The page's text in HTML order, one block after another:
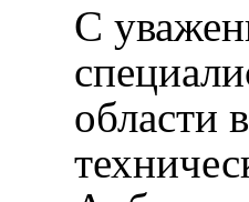
С
области